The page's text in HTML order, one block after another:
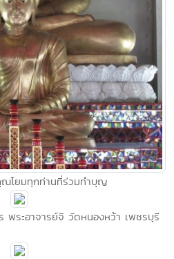
ณโยมทุกท่านที่ร่วมทำบุญ
พระอาจารย์จิ วัดหนองหว้า เพชรบุรี